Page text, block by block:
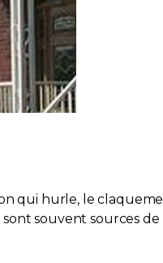
qui hurle, le
souvent sources